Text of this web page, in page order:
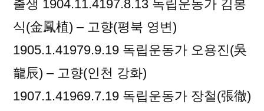
동
가
출생 1904.11.4197.8.13 독립운동가 김봉
식(金鳳植) – 고향(평북 영변)
1905.1.41979.9.19 독립운동가 오용진(吳
龍辰) – 고향(인천 강화)
1907.1.41969.7.19 독립운동가 장철(張徹)